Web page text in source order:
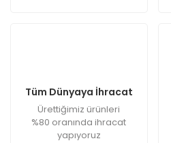
Tüm Dünyaya İhracat
Ürettiğimiz ürünleri
%80 oranında ihracat
yapıyoruz